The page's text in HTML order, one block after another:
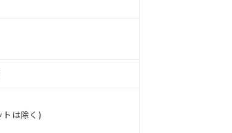
は除く)
利用に関して"
の「1.共同利用者の範囲」に記載されて
きます。
で、過去に遡って非含有を証明するものではありません。
対応では、対応完了までの期間は出荷製品に未対応品が
ました。